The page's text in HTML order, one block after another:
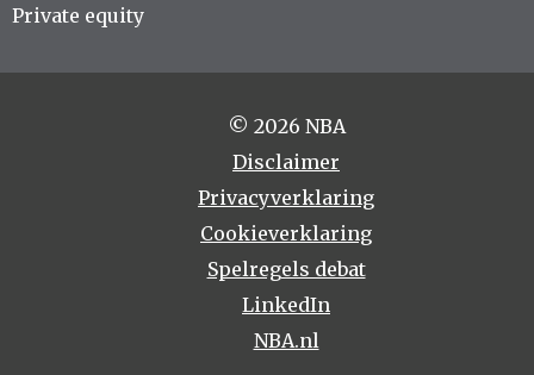
Private equity
© 2026 NBA
Disclaimer
Privacyverklaring
Cookieverklaring
Spelregels debat
LinkedIn
NBA.nl